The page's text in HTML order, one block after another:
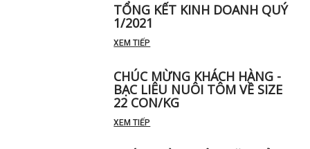
TỔNG KẾT KINH DOANH QUÝ
1/2021
XEM TIẾP
CHÚC MỪNG KHÁCH HÀNG -
BẠC LIÊU NUÔI TÔM VỀ SIZE
22 CON/KG
XEM TIẾP